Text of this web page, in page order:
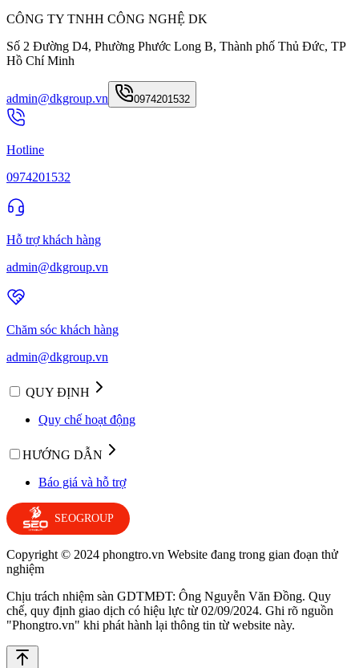
CÔNG TY TNHH CÔNG NGHỆ DK
Số 2 Đường D4, Phường Phước Long B, Thành phố Thủ Đức, TP
Hồ Chí Minh
admin@dkgroup.vn 0974201532
Hotline
0974201532
Hỗ trợ khách hàng
admin@dkgroup.vn
Chăm sóc khách hàng
admin@dkgroup.vn
QUY ĐỊNH
Quy chế hoạt động
HƯỚNG DẪN
Báo giá và hỗ trợ
SEOGROUP
Copyright © 2024 phongtro.vn Website đang trong gian đoạn thử
nghiệm
Chịu trách nhiệm sàn GDTMĐT: Ông Nguyễn Văn Đồng. Quy
chế, quy định giao dịch có hiệu lực từ 02/09/2024. Ghi rõ nguồn
"Phongtro.vn" khi phát hành lại thông tin từ website này.